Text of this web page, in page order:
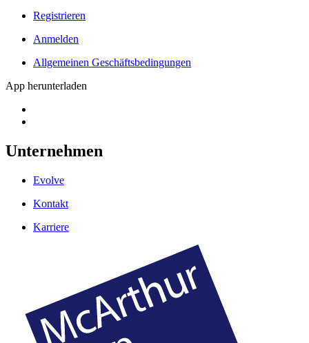
Registrieren
Anmelden
Allgemeinen Geschäftsbedingungen
App herunterladen
Unternehmen
Evolve
Kontakt
Karriere